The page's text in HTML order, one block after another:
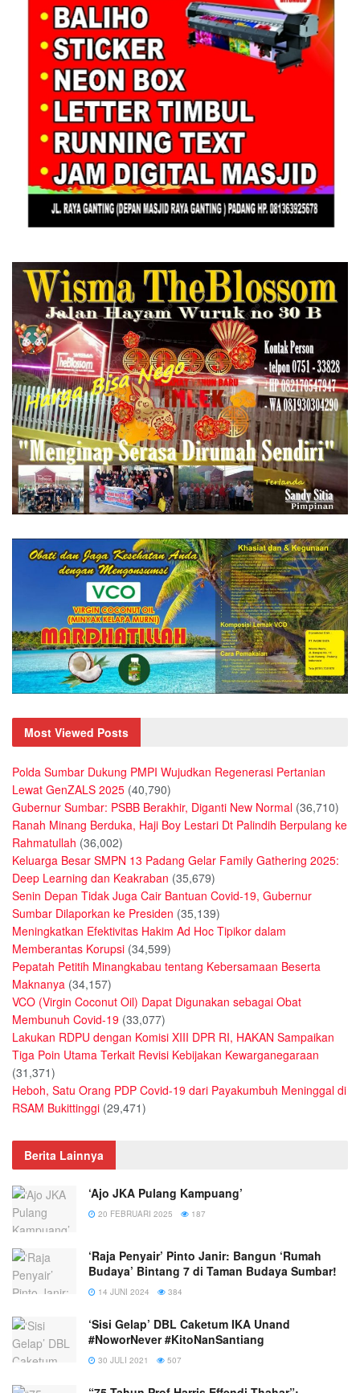
Most Viewed Posts
Polda Sumbar Dukung PMPI Wujudkan Regenerasi Pertanian
Lewat GenZALS 2025 (40,790)
Gubernur Sumbar: PSBB Berakhir, Diganti New Normal (36,710)
Ranah Minang Berduka, Haji Boy Lestari Dt Palindih Berpulang ke
Rahmatullah (36,002)
Keluarga Besar SMPN 13 Padang Gelar Family Gathering 2025:
Deep Learning dan Keakraban (35,679)
Senin Depan Tidak Juga Cair Bantuan Covid-19, Gubernur
Sumbar Dilaporkan ke Presiden (35,139)
Meningkatkan Efektivitas Hakim Ad Hoc Tipikor dalam
Memberantas Korupsi (34,599)
Pepatah Petitih Minangkabau tentang Kebersamaan Beserta
Maknanya (34,157)
VCO (Virgin Coconut Oil) Dapat Digunakan sebagai Obat
Membunuh Covid-19 (33,077)
Lakukan RDPU dengan Komisi XIII DPR RI, HAKAN Sampaikan
Tiga Poin Utama Terkait Revisi Kebijakan Kewarganegaraan
(31,371)
Heboh, Satu Orang PDP Covid-19 dari Payakumbuh Meninggal di
RSAM Bukittinggi (29,471)
Berita Lainnya
‘Ajo JKA Pulang Kampuang’
20 FEBRUARI 2025 187
‘Raja Penyair’ Pinto Janir: Bangun ‘Rumah
Budaya’ Bintang 7 di Taman Budaya Sumbar!
14 JUNI 2024 384
‘Sisi Gelap’ DBL Caketum IKA Unand
#NoworNever #KitoNanSantiang
30 JULI 2021 507